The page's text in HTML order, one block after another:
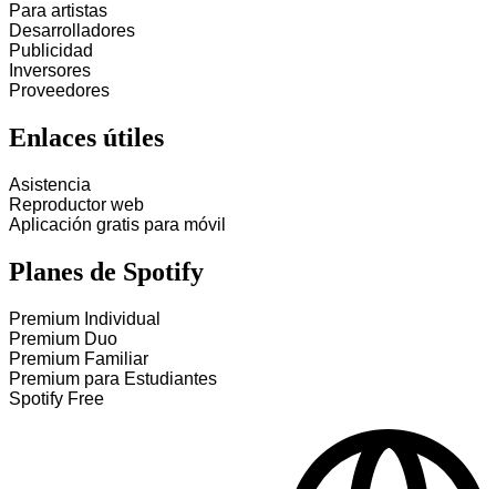
Para artistas
Desarrolladores
Publicidad
Inversores
Proveedores
Enlaces útiles
Asistencia
Reproductor web
Aplicación gratis para móvil
Planes de Spotify
Premium Individual
Premium Duo
Premium Familiar
Premium para Estudiantes
Spotify Free